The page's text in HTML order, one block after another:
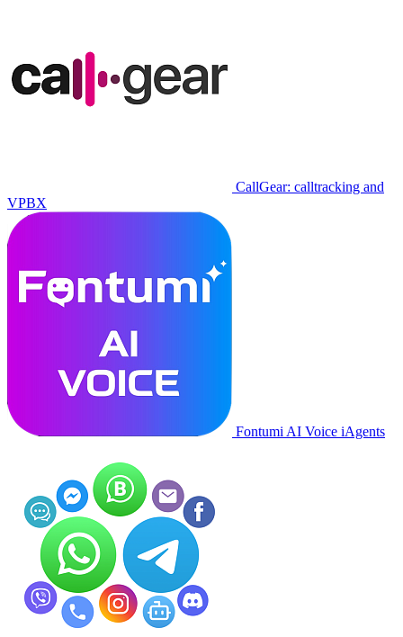
CallGear: calltracking and
VPBX
Fontumi AI Voice iAgents